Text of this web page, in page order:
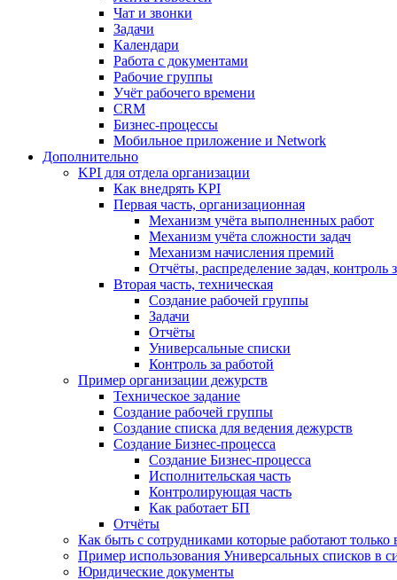
Чат и звонки
Задачи
Календари
Работа с документами
Рабочие группы
Учёт рабочего времени
CRM
Бизнес-процессы
Мобильное приложение и Network
Дополнительно
KPI для отдела организации
Как внедрять KPI
Первая часть, организационная
Механизм учёта выполненных работ
Механизм учёта сложности задач
Механизм начисления премий
Отчёты, распределение задач, контроль
Вторая часть, техническая
Создание рабочей группы
Задачи
Отчёты
Универсальные списки
Контроль за работой
Пример организации дежурств
Техническое задание
Создание рабочей группы
Создание списка для ведения дежурств
Создание Бизнес-процесса
Создание Бизнес-процесса
Исполнительская часть
Контролирующая часть
Как работает БП
Отчёты
Как быть с сотрудниками которые работают только
Пример использования Универсальных списков в
Юридические документы